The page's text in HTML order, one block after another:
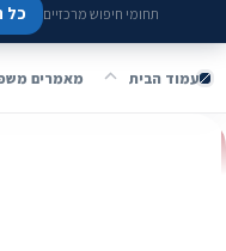
תחומי חיפוש מרכזיים כל
עמוד הבית מאמרים